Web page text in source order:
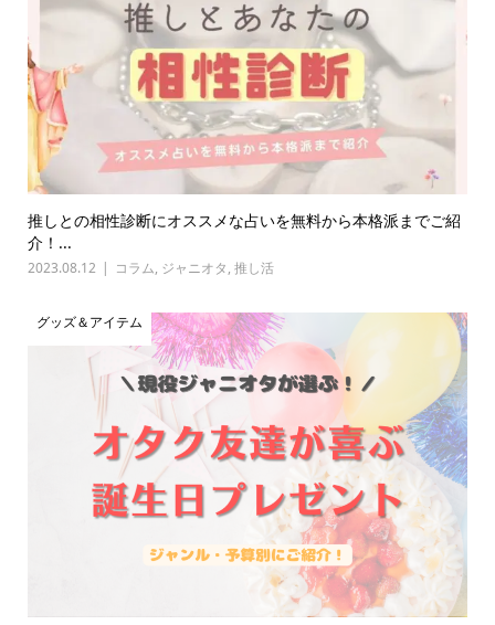
推しとの相性診断にオススメな占いを無料から本格派までご紹
介！...
2023.08.12 コラム, ジャニオタ, 推し活
グッズ＆アイテム